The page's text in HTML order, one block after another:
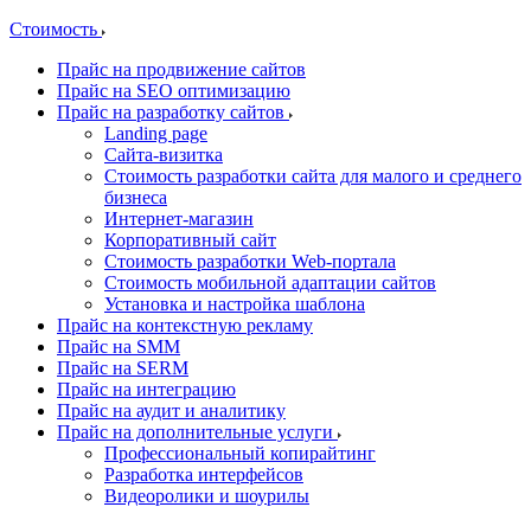
Стоимость
Прайс на продвижение сайтов
Прайс на SEO оптимизацию
Прайс на разработку сайтов
Landing page
Cайта-визитка
Стоимость разработки сайта для малого и среднего
бизнеса
Интернет-магазин
Корпоративный сайт
Стоимость разработки Web-портала
Стоимость мобильной адаптации сайтов
Установка и настройка шаблона
Прайс на контекстную рекламу
Прайс на SMM
Прайс на SERM
Прайс на интеграцию
Прайс на аудит и аналитику
Прайс на дополнительные услуги
Профессиональный копирайтинг
Разработка интерфейсов
Видеоролики и шоурилы